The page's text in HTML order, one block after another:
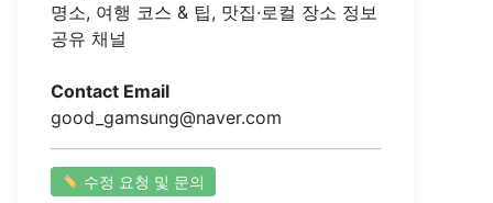
명소, 여행 코스 & 팁, 맛집·로컬 장소 정보
공유 채널
Contact Email
good_gamsung@naver.com
수정 요청 및 문의